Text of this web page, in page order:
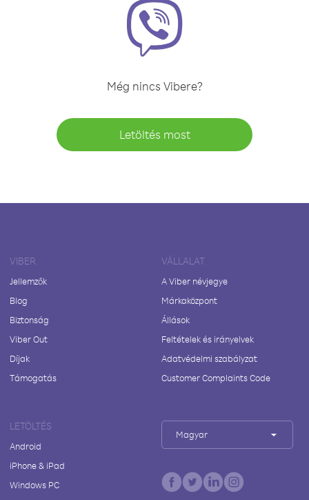
Még nincs Vibere?
Letöltés most
VIBER
Jellemzők
Blog
Biztonság
Viber Out
Díjak
Támogatás
VÁLLALAT
A Viber névjegye
Márkaközpont
Állások
Feltételek és irányelvek
Adatvédelmi szabályzat
Customer Complaints Code
LETÖLTÉS
Android
iPhone & iPad
Windows PC
Magyar